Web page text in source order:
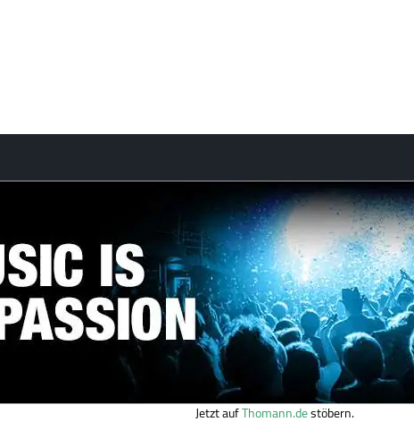
Jetzt aufThomann.destöbern.